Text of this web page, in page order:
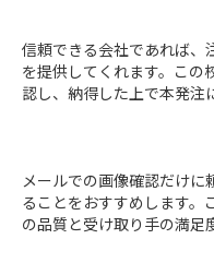
信頼できる会社であれば、
を提供してくれます。この
認し、納得した上で本発注
メールでの画像確認だけに
ることをおすすめします。
の品質と受け取り手の満足